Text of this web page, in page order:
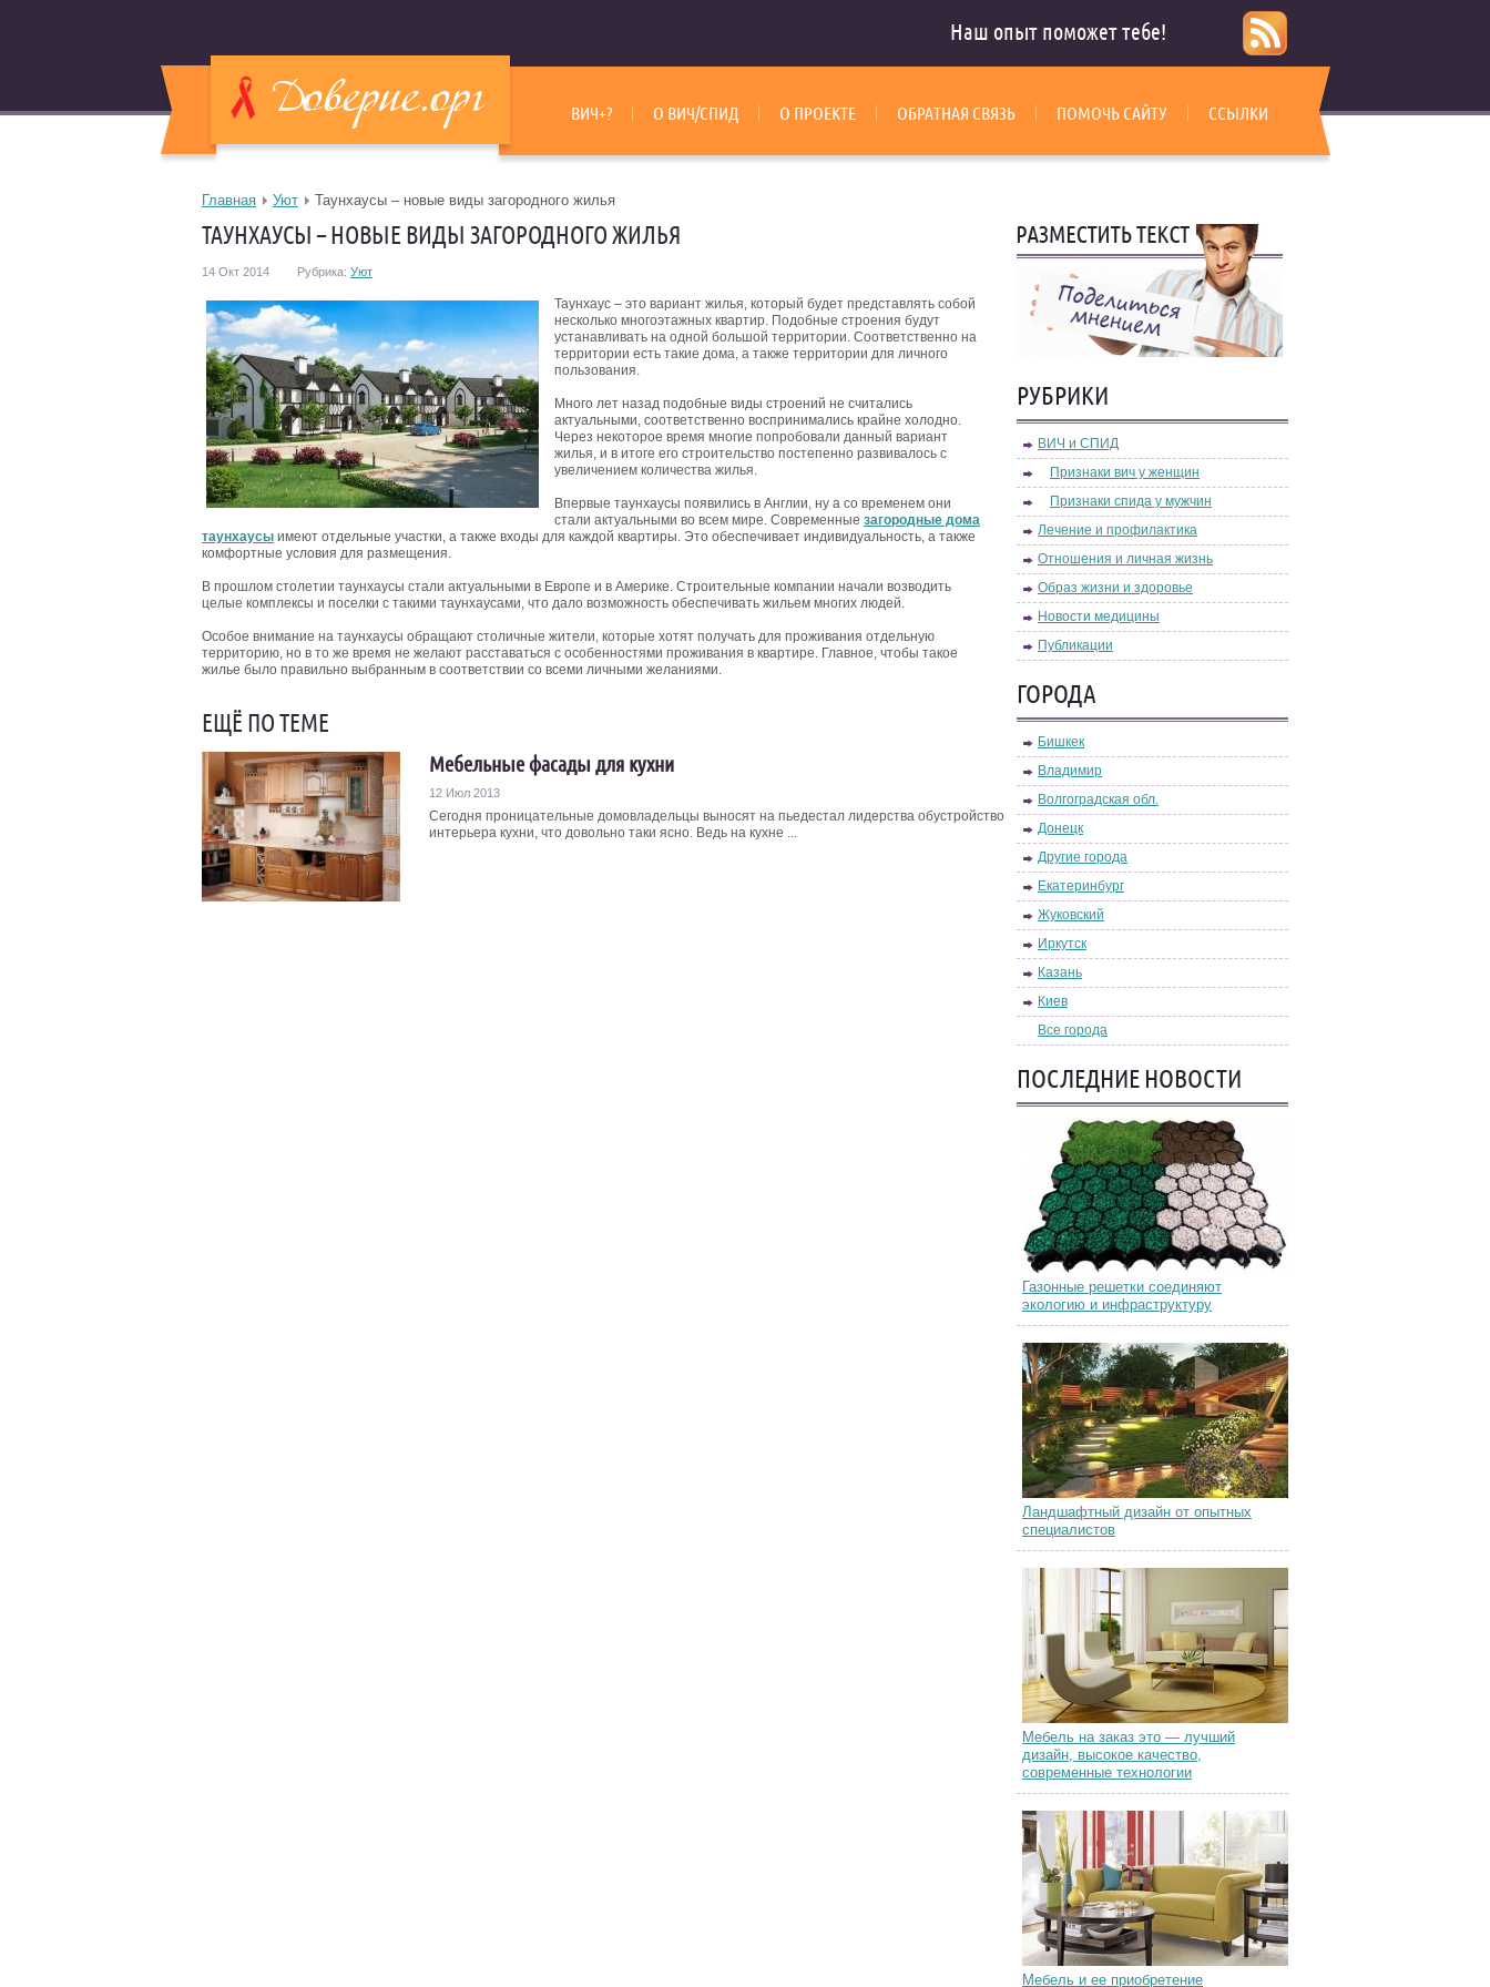
Наш опыт поможет тебе!
ВИЧ+? О ВИЧ/СПИД О ПРОЕКТЕ ОБРАТНАЯ СВЯЗЬ ПОМОЧЬ САЙТУ ССЫЛКИ
Главная Уют Таунхаусы – новые виды загородного жилья
ТАУНХАУСЫ – НОВЫЕ ВИДЫ ЗАГОРОДНОГО ЖИЛЬЯ
14 Окт 2014 Рубрика: Уют
Таунхаус – это вариант жилья, который будет представлять собой
несколько многоэтажных квартир. Подобные строения будут
устанавливать на одной большой территории. Соответственно на
территории есть такие дома, а также территории для личного
пользования.
Много лет назад подобные виды строений не считались
актуальными, соответственно воспринимались крайне холодно.
Через некоторое время многие попробовали данный вариант
жилья, и в итоге его строительство постепенно развивалось с
увеличением количества жилья.
Впервые таунхаусы появились в Англии, ну а со временем они
стали актуальными во всем мире. Современные загородные дома
таунхаусы имеют отдельные участки, а также входы для каждой квартиры. Это обеспечивает индивидуальность, а также
комфортные условия для размещения.
В прошлом столетии таунхаусы стали актуальными в Европе и в Америке. Строительные компании начали возводить
целые комплексы и поселки с такими таунхаусами, что дало возможность обеспечивать жильем многих людей.
Особое внимание на таунхаусы обращают столичные жители, которые хотят получать для проживания отдельную
территорию, но в то же время не желают расставаться с особенностями проживания в квартире. Главное, чтобы такое
жилье было правильно выбранным в соответствии со всеми личными желаниями.
ЕЩЁ ПО ТЕМЕ
Мебельные фасады для кухни
12 Июл 2013
Сегодня проницательные домовладельцы выносят на пьедестал лидерства обустройство
интерьера кухни, что довольно таки ясно. Ведь на кухне ...
РУБРИКИ
ВИЧ и СПИД
Признаки вич у женщин
Признаки спида у мужчин
Лечение и профилактика
Отношения и личная жизнь
Образ жизни и здоровье
Новости медицины
Публикации
ГОРОДА
Бишкек
Владимир
Волгоградская обл.
Донецк
Другие города
Екатеринбург
Жуковский
Иркутск
Казань
Киев
Все города
ПОСЛЕДНИЕ НОВОСТИ
Газонные решетки соединяют
экологию и инфраструктуру
Ландшафтный дизайн от опытных
специалистов
Мебель на заказ это — лучший
дизайн, высокое качество,
современные технологии
Мебель и ее приобретение